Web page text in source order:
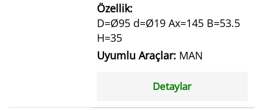
Özellik:
D=Ø95 d=Ø19 Ax=145 B=53.5
H=35
Uyumlu Araçlar: MAN
Detaylar